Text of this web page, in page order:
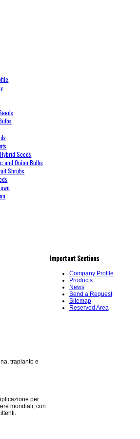
Seeds
and Onion Bulbs
Shrubs
Important Sections
Company Profile
Products
News
Send a Request
Sitemap
Reserved Area
trapianto e
per
mondiali, con